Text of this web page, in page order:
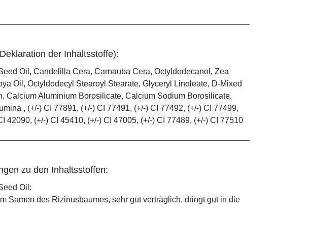
der Inhaltsstoffe):
Oil, Candelilla Cera, Carnauba Cera, Octyldodecanol, Zea
Oil, Octyldodecyl Stearoyl Stearate, Glyceryl Linoleate, D-Mixed
Calcium Aluminium Borosilicate, Calcium Sodium Borosilicate,
, (+/-) CI 77891, (+/-) CI 77491, (+/-) CI 77492, (+/-) CI 77499,
42090, (+/-) CI 45410, (+/-) CI 47005, (+/-) CI 77489, (+/-) CI 77510
zu den Inhaltsstoffen:
Oil:
Samen des Rizinusbaumes, sehr gut verträglich, dringt gut in die